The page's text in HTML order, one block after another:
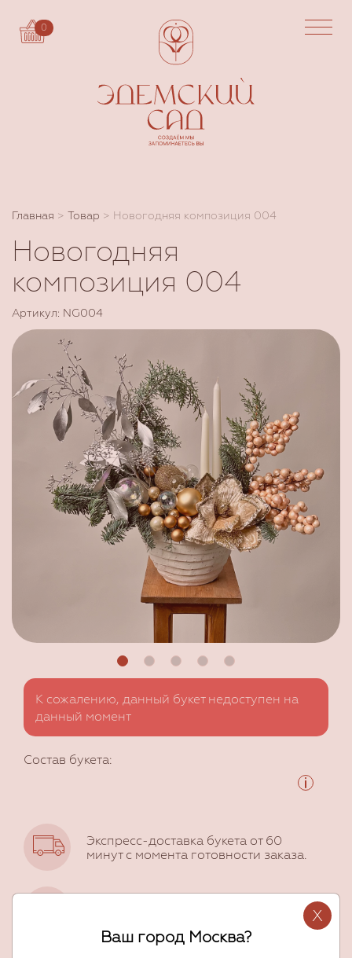
0
Главная > Товар > Новогодняя композиция 004
Новогодняя
композиция 004
Артикул: NG004
К сожалению, данный букет недоступен на
данный момент
Состав букета:
Экспресс-доставка букета от 60
минут с момента готовности заказа.
Фото букета перед отправкой. Только
X
Ваш город Москва?